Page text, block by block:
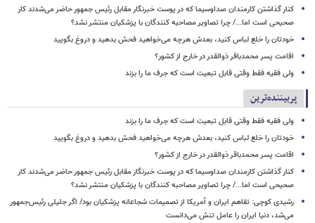
کنار گذاشتن کارمندان صداوسیما که در پوست خبرنگار مقابل رئیس جمهور حاضر می‌شدند کار
صحیحی است اما.../ چرا تصاویر مصاحبه کنندگان با پزشکیان منتشر نشد؟
خودتان را خلع لباس کنید، بعدش هرچه می‌خواهید فحش بدهید و دروغ بگویید
اقامت پسر محمدباقر ذوالقدر در خارج از کشور؟
ولی فقیه فقط وقتی قابل تبعیت است که جرف ما را بزند
پربیننده‌ترین
ولی فقیه فقط وقتی قابل تبعیت است که جرف ما را بزند
خودتان را خلع لباس کنید، بعدش هرچه می‌خواهید فحش بدهید و دروغ بگویید
اقامت پسر محمدباقر ذوالقدر در خارج از کشور؟
کنار گذاشتن کارمندان صداوسیما که در پوست خبرنگار مقابل رئیس جمهور حاضر می‌شدند کار
صحیحی است اما.../ چرا تصاویر مصاحبه کنندگان با پزشکیان منتشر نشد؟
رشیدی کوچی: تفاهم ایران و آمریکا از تصمیمات شجاعانه پزشکیان بود/ اگر جلیلی رئیس‌جمهور
می‌شد، دنیا ایران را عامل تنش می‌دانست